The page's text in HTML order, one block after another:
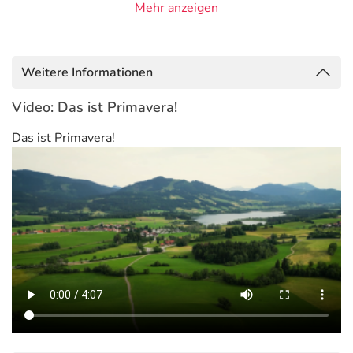
optimaler Wirksamkeit verbindet.
Duftprofil: frisch, krautig, würzig
Duftwirkung: erfrischend, vitalisierend
Herkunft: Australien
Pflanzenteil: Blatt
Gewinnung: Destillation
Qualität: kontrolliert biologischer Anbau, NATRUE
Biokosmetik, Vegan
Anwendung
Kosmetikum für die Aromapflege. Max. 12 Tropfen mit 50
Mehr anzeigen
Weitere Informationen
Video: Das ist Primavera!
Das ist Primavera!